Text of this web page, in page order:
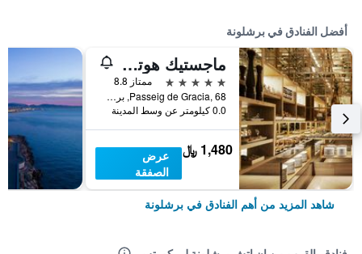
أفضل الفنادق في برشلونة
ماجستيك هوتل آند سبا برشلونة جي إل
5 نجوم
ممتاز 8.8
Passeig de Gracia, 68, برشلونة, أسبانيا
0.0 كيلومتر عن وسط المدينة
1,480 ﷼
عرض
الصفقة
شاهد المزيد من أهم الفنادق في برشلونة